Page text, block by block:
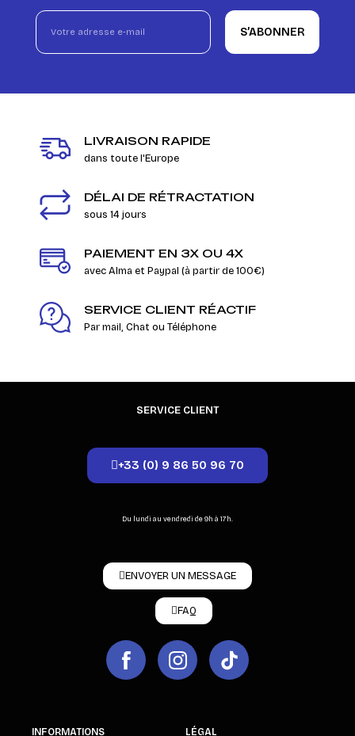
S’ABONNER
LIVRAISON RAPIDE
dans toute l'Europe
DÉLAI DE RÉTRACTATION
sous 14 jours
PAIEMENT EN 3X OU 4X
avec Alma et Paypal (à partir de 100€)
SERVICE CLIENT RÉACTIF
Par mail, Chat ou Téléphone
SERVICE CLIENT
+33 (0) 9 86 50 96 70
Du lundi au vendredi de 9h à 17h.
ENVOYER UN MESSAGE
FAQ
INFORMATIONS LÉGAL